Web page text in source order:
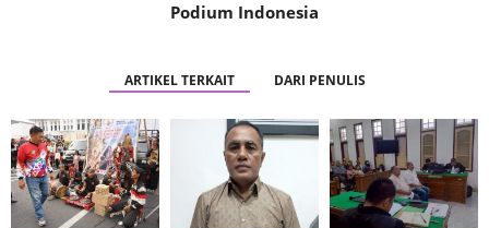
Podium Indonesia
ARTIKEL TERKAIT DARI PENULIS